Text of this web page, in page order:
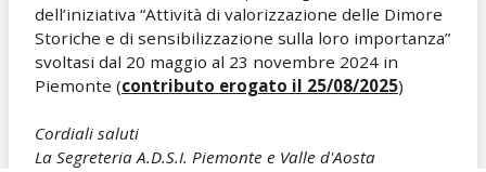
dell’iniziativa “Attività di valorizzazione delle Dimore
Storiche e di sensibilizzazione sulla loro importanza”
svoltasi dal 20 maggio al 23 novembre 2024 in
Piemonte (contributo erogato il 25/08/2025)
Cordiali saluti
La Segreteria A.D.S.I. Piemonte e Valle d'Aosta